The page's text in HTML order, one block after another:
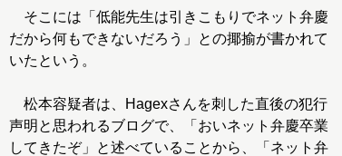
そこには「低能先生は引きこもりでネット弁慶
だから何もできないだろう」との揶揄が書かれて
いたという。
松本容疑者は、Hagexさんを刺した直後の犯行
声明と思われるブログで、「おいネット弁慶卒業
してきたぞ」と述べていることから、「ネット弁